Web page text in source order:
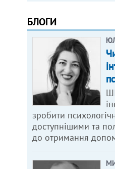
БЛОГИ
зробити
доступнішими та
до отримання